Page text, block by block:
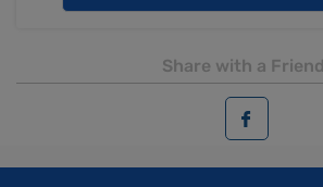
Share with a Friend